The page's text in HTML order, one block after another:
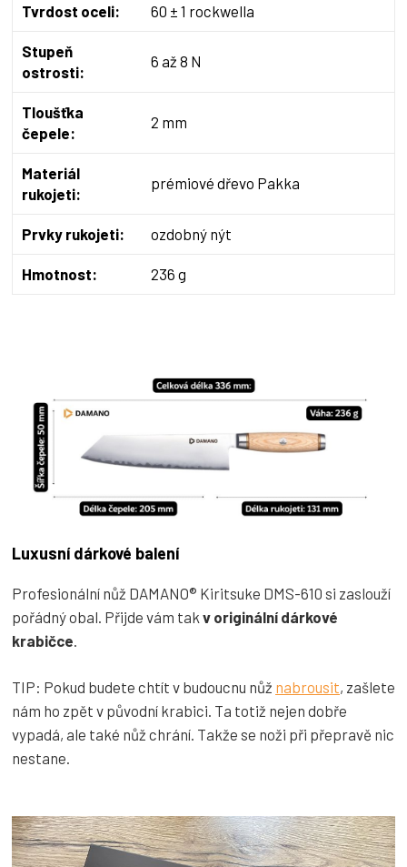
Tvrdost oceli: 60 ± 1 rockwella
Stupeň
ostrosti:
6 až 8 N
Tloušťka
čepele:
2 mm
Materiál
rukojeti:
prémiové dřevo Pakka
Prvky rukojeti: ozdobný nýt
Hmotnost: 236 g
Luxusní dárkové balení
Profesionální nůž DAMANO® Kiritsuke DMS-610 si zaslouží
pořádný obal. Přijde vám tak v originální dárkové
krabičce.
TIP: Pokud budete chtít v budoucnu nůž nabrousit, zašlete
nám ho zpět v původní krabici. Ta totiž nejen dobře
vypadá, ale také nůž chrání. Takže se noži při přepravě nic
nestane.